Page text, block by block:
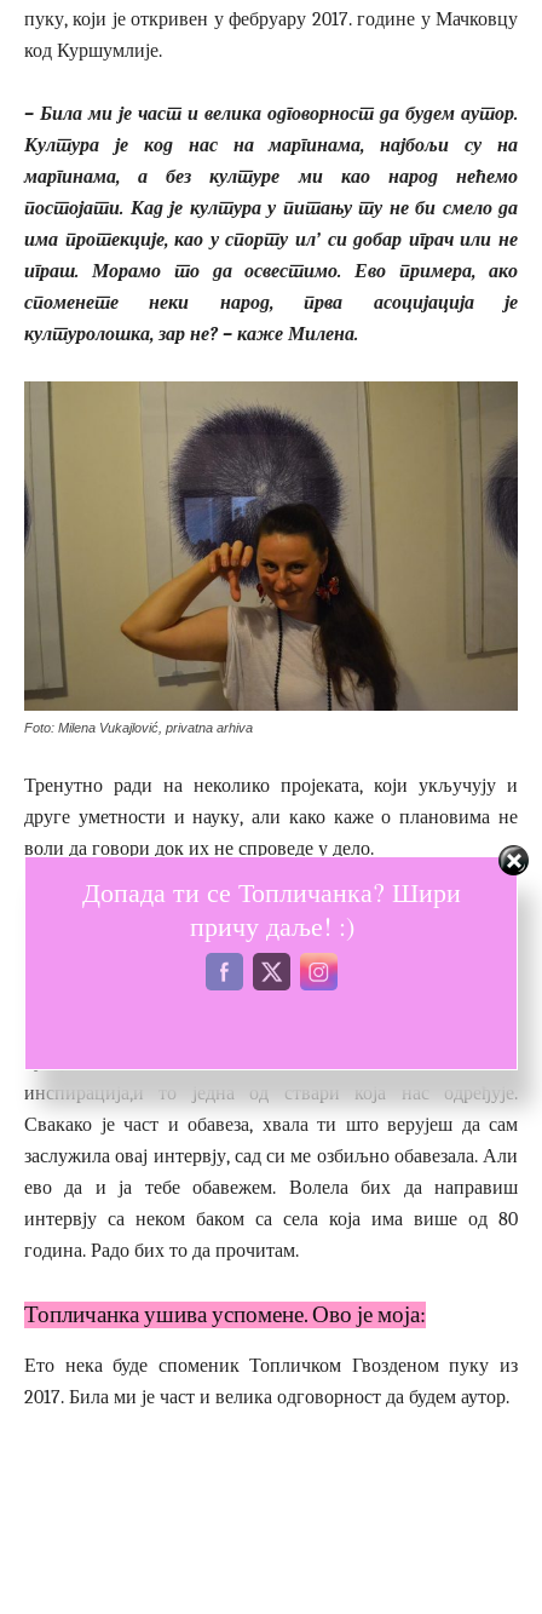
пуку, који је откривен у фебруару 2017. године у Мачковцу
код Куршумлије.
– Била ми је част и велика одговорност да будем аутор.
Култура је код нас на маргинама, најбољи су на
маргинама, а без културе ми као народ нећемо
постојати. Кад је култура у питању ту не би смело да
има протекције, као у спорту ил’ си добар играч или не
играш. Морамо то да освестимо. Ево примера, ако
споменете неки народ, прва асоцијација је
културолошка, зар не? – каже Милена.
Foto: Milena Vukajlović, privatna arhiva
Тренутно ради на неколико пројеката, који укључују и
друге уметности и науку, али како каже о плановима не
воли да говори док их не спроведе у дело.
Питали смо је: Шта за тебе значи бити
инспирација,и то једна од ствари која нас одређује.
Свакако је част и обавеза, хвала ти што верујеш да сам
заслужила овај интервју, сад си ме озбиљно обавезала. Али
ево да и ја тебе обавежем. Волела бих да направиш
интервју са неком баком са села која има више од 80
година. Радо бих то да прочитам.
Топличанка ушива успомене. Ово је моја:
Ето нека буде споменик Топличком Гвозденом пуку из
2017. Била ми је част и велика одговорност да будем аутор.
Допада ти се Топличанка? Шири
причу даље! :)